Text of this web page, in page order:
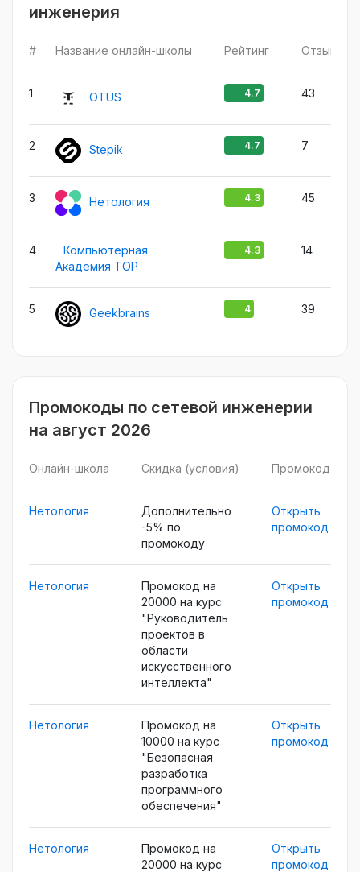
инженерия
# Название онлайн-школы Рейтинг Отзыв
1 OTUS 4.7 43
2 Stepik 4.7 7
3 Нетология 4.3 45
4
Компьютерная
Академия TOP
4.3 14
5 Geekbrains 4 39
Промокоды по сетевой инженерии
на август 2026
Онлайн-школа Скидка (условия) Промокод
Нетология
Дополнительно
-5% по
промокоду
Открыть
промокод
Нетология
Промокод на
20000 на курс
"Руководитель
проектов в
области
искусственного
интеллекта"
Открыть
промокод
Нетология
Промокод на
10000 на курс
"Безопасная
разработка
программного
обеспечения"
Открыть
промокод
Нетология
Промокод на
20000 на курс
Открыть
промокод